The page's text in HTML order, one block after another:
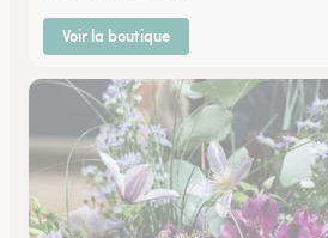
Voir la boutique